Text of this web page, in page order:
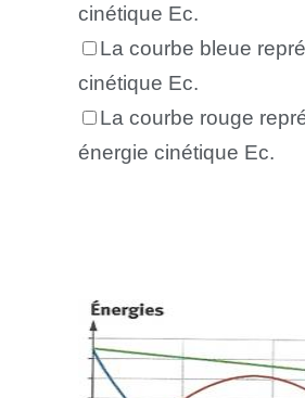
cinétique Ec.
La courbe bleue
cinétique Ec.
La courbe rouge
énergie cinétique Ec.